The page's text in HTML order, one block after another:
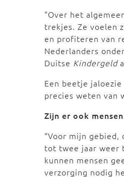
"Over het
trekjes. Ze voelen
en profiteren van
Nederlanders
Duitse Kindergeld
Een beetje
precies weten van
Zijn er ook
“Voor mijn
tot twee jaar weer
kunnen mensen
verzorging nodig